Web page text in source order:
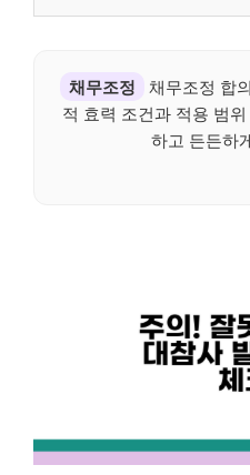
채무조정
채무조정 합
적 효력 조건과 적용 범
하고 든든하